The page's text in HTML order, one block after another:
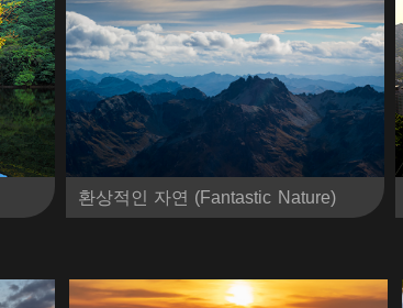
환상적인 자연 (Fantastic Nature)